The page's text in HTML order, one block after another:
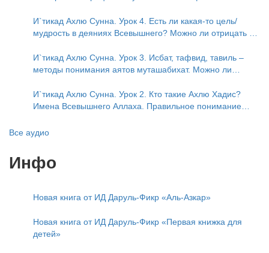
И`тикад Ахлю Сунна. Урок 4. Есть ли какая-то цель/
мудрость в деяниях Всевышнего? Можно ли отрицать в
пришло в Коране и Сунне? Концепция ибн Таймийи
И`тикад Ахлю Сунна. Урок 3. Исбат, тафвид, тавиль –
методы понимания аятов муташабихат. Можно ли
означает утверждение сифата «биля кейфа» (без
образа)?
И`тикад Ахлю Сунна. Урок 2. Кто такие Ахлю Хадис?
Имена Всевышнего Аллаха. Правильное понимание
Все аудио
Инфо
Новая книга от ИД Даруль-Фикр «Аль-Азкар»
Новая книга от ИД Даруль-Фикр «Первая книжка для
детей»